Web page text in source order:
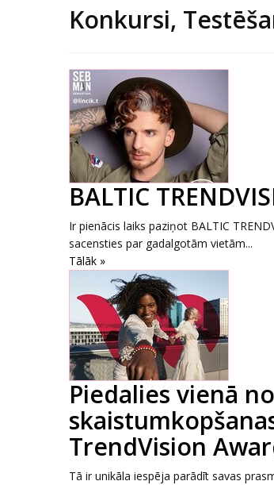
Konkursi,
BALTIC
Ir pienācis laiks paziņot BALTIC
sacensties par gadalgotām vietām...
Tālāk »
Piedalies vienā
TrendVision
Tā ir unikāla iespēja parādīt savas